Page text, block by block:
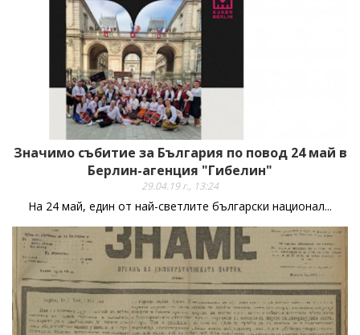
Значимо събитие за България по повод 24 май в
Берлин-агенция "Гибелин"
29.04.19 г., 13:24
На 24 май, един от най-светлите български национал...